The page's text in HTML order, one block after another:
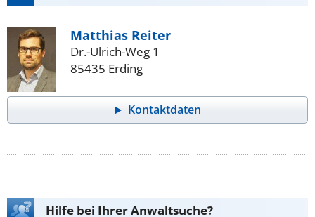
Matthias Reiter
Dr.-Ulrich-Weg 1
85435 Erding
Kontaktdaten
Hilfe bei Ihrer Anwaltsuche?